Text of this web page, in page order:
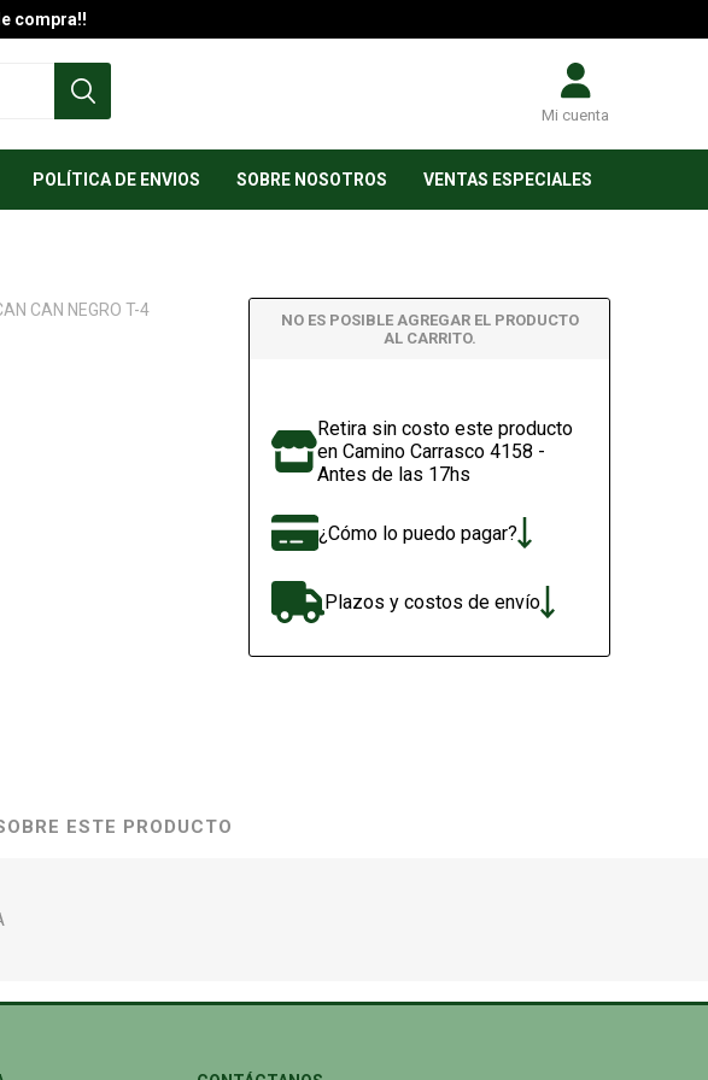
compra!!
Mi cuenta
POLÍTICA DE ENVIOS SOBRE NOSOTROS VENTAS ESPECIALES
CAN NEGRO T-4
NO ES POSIBLE AGREGAR EL PRODUCTO
AL CARRITO.
Retira sin costo este producto
en Camino Carrasco 4158 -
Antes de las 17hs
¿Cómo lo puedo pagar?
Plazos y costos de envío
ESTE PRODUCTO